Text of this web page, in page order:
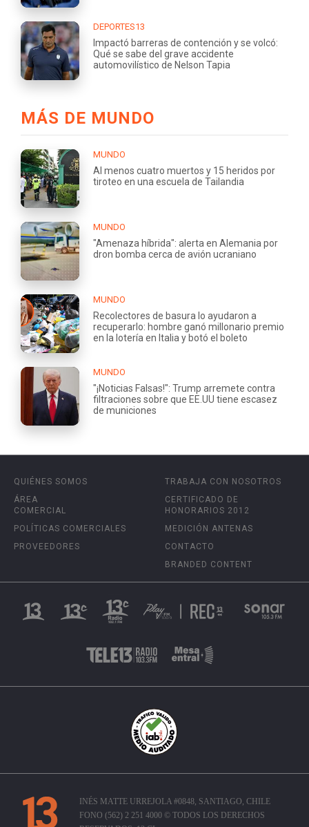
DEPORTES13
Impactó barreras de contención y se volcó:
Qué se sabe del grave accidente
automovilístico de Nelson Tapia
MÁS DE MUNDO
MUNDO
Al menos cuatro muertos y 15 heridos por
tiroteo en una escuela de Tailandia
MUNDO
"Amenaza híbrida": alerta en Alemania por
dron bomba cerca de avión ucraniano
MUNDO
Recolectores de basura lo ayudaron a
recuperarlo: hombre ganó millonario premio
en la lotería en Italia y botó el boleto
MUNDO
"¡Noticias Falsas!": Trump arremete contra
filtraciones sobre que EE.UU tiene escasez
de municiones
QUIÉNES SOMOS
ÁREA
COMERCIAL
POLÍTICAS COMERCIALES
PROVEEDORES
TRABAJA CON NOSOTROS
CERTIFICADO DE
HONORARIOS 2012
MEDICIÓN ANTENAS
CONTACTO
BRANDED CONTENT
INÉS MATTE URREJOLA #0848, SANTIAGO, CHILE
FONO (562) 2 251 4000 © TODOS LOS DERECHOS